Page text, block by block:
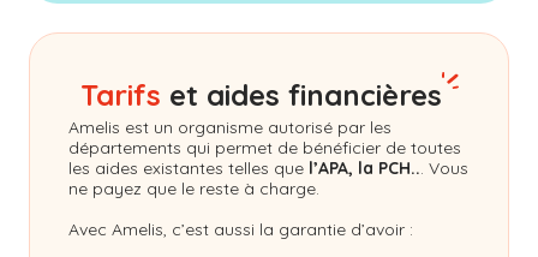
Tarifs et aides financières
Amelis est un organisme autorisé par les
départements qui permet de bénéficier de toutes
les aides existantes telles que l’APA, la PCH... Vous
ne payez que le reste à charge.
Avec Amelis, c’est aussi la garantie d’avoir :